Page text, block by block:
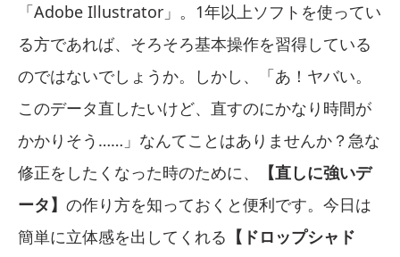
「Adobe Illustrator」。1年以上ソフトを使ってい
る方であれば、そろそろ基本操作を習得している
のではないでしょうか。しかし、「あ！ヤバい。
このデータ直したいけど、直すのにかなり時間が
かかりそう……」なんてことはありませんか？急な
修正をしたくなった時のために、
【直しに強いデ
ータ】 の作り方を知っておくと便利です。今日は
簡単に立体感を出してくれる 【ドロップシャド